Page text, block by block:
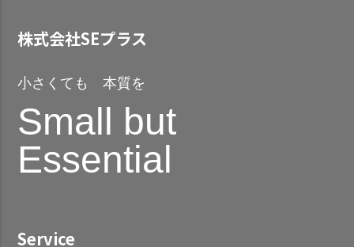
株式会社SEプラス
小さくても 本質を
Small but
Essential
Service